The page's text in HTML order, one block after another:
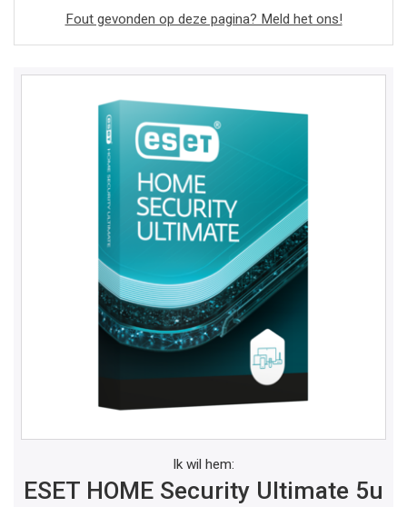
Fout gevonden op deze pagina? Meld het ons!
Ik wil hem:
ESET HOME Security Ultimate 5u